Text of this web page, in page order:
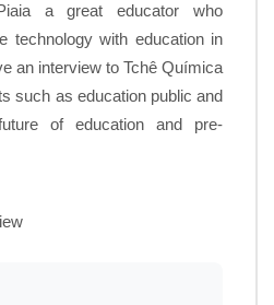
a great educator who
technology with education in
an interview to Tchê Química
such as education public and
of education and pre-